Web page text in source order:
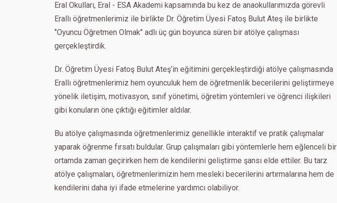
Eral Okulları, Eral - ESA Akademi kapsamında bu kez de anaokullarımızda görevli
Erallı öğretmenlerimiz ile birlikte Dr. Öğretim Üyesi Fatoş Bulut Ateş ile birlikte
‘’Oyuncu Öğretmen Olmak’’ adlı üç gün boyunca süren bir atölye çalışması
gerçekleştirdik.
Dr. Öğretim Üyesi Fatoş Bulut Ateş’in eğitimini gerçekleştirdiği atölye çalışmasında
Erallı öğretmenlerimiz hem oyunculuk hem de öğretmenlik becerilerini geliştirmeye
yönelik iletişim, motivasyon, sınıf yönetimi, öğretim yöntemleri ve öğrenci ilişkileri
gibi konuların öne çıktığı eğitimler aldılar.
Bu atölye çalışmasında öğretmenlerimiz genellikle interaktif ve pratik çalışmalar
yaparak öğrenme fırsatı buldular. Grup çalışmaları gibi yöntemlerle hem eğlenceli bir
ortamda zaman geçirirken hem de kendilerini geliştirme şansı elde ettiler. Bu tarz
atölye çalışmaları, öğretmenlerimizin hem mesleki becerilerini artırmalarına hem de
kendilerini daha iyi ifade etmelerine yardımcı olabiliyor.